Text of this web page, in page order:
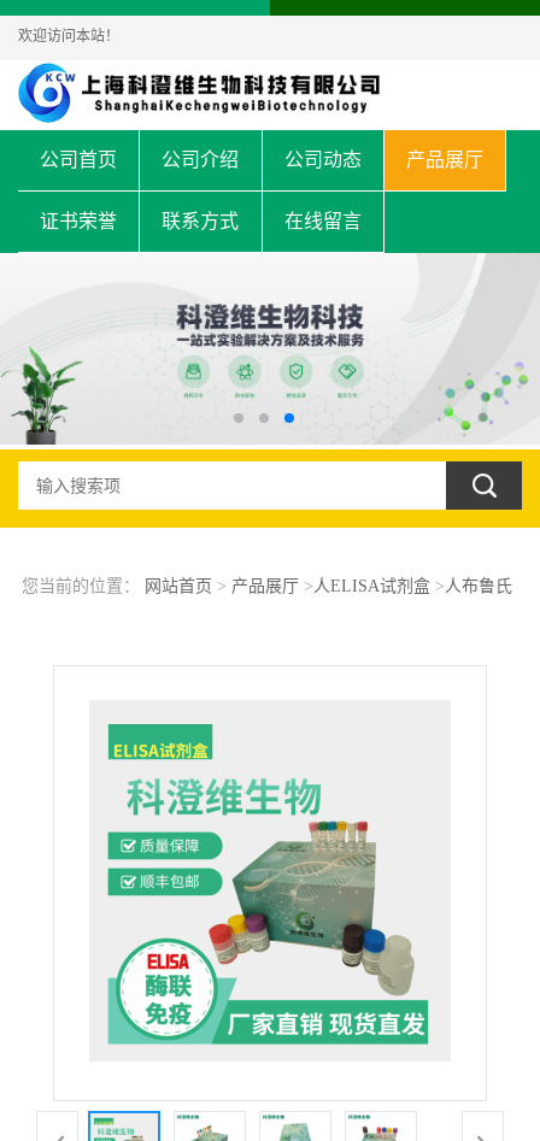
欢迎访问本站！
公司首页 公司介绍 公司动态 产品展厅
证书荣誉 联系方式 在线留言
您当前的位置： 网站首页 > 产品展厅> 人ELISA试剂盒> 人布鲁氏